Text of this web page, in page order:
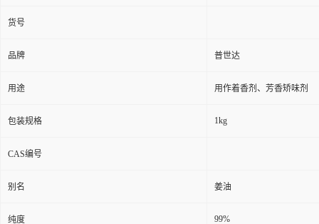
货号
品牌 普世达
用途 用作着香剂、芳香矫味剂
包装规格 1kg
CAS编号
别名 姜油
纯度 99%